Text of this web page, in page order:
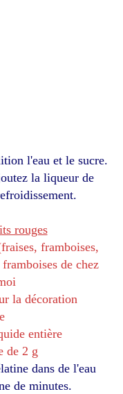
l'eau et le sucre.
la liqueur de
rouges
framboises,
de chez
la décoration
entière
de 2 g
dans de l'eau
de minutes.